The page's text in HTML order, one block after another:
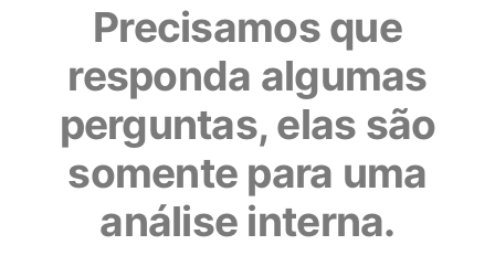
Precisamos que
responda algumas
perguntas, elas são
somente para uma
análise interna.